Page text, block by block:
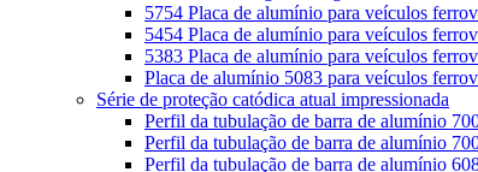
5754 Placa de alumínio para veículos
5454 Placa de alumínio para veículos
5383 Placa de alumínio para veículos
Placa de alumínio 5083 para veículos
Série de proteção catódica atual impressionada
Perfil da tubulação de barra de alumínio
Perfil da tubulação de barra de alumínio
Perfil da tubulação de barra de alumínio